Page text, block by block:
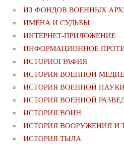
ИЗ ФОНДОВ ВОЕННЫХ
ИМЕНА И СУДЬБЫ
ИНТЕРНЕТ-ПРИЛОЖЕНИЕ
ИНФОРМАЦИОННОЕ
ИСТОРИОГРАФИЯ
ИСТОРИЯ ВОЕННОЙ
ИСТОРИЯ ВОЕННОЙ
ИСТОРИЯ ВОЕННОЙ
ИСТОРИЯ ВОИН
ИСТОРИЯ ВООРУЖЕНИЯ И
ИСТОРИЯ ТЫЛА